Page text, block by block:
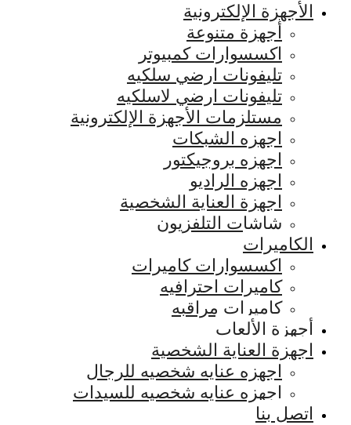
الأجهزة الإلكترونية
أجهزة متنوعة
اكسسوارات كمبيوتر
تليفونات ارضي سلكيه
تليفونات ارضي لاسلكيه
مستلزمات الأجهزة الإلكترونية
اجهزه الشبكات
اجهزه بروجيكتور
اجهزه الراديو
اجهزة العناية الشخصية
شاشات التلفزيون
الكاميرات
اكسسوارات كاميرات
كاميرات احترافيه
كاميرات مراقبه
أجهزة الألعاب
اجهزة العناية الشخصية
اجهزه عنايه شخصيه للرجال
اجهزه عنايه شخصيه للسيدات
اتصل بنا